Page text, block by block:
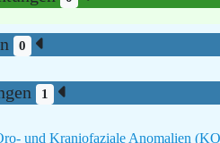
0
1
und Kraniofaziale Anomalien